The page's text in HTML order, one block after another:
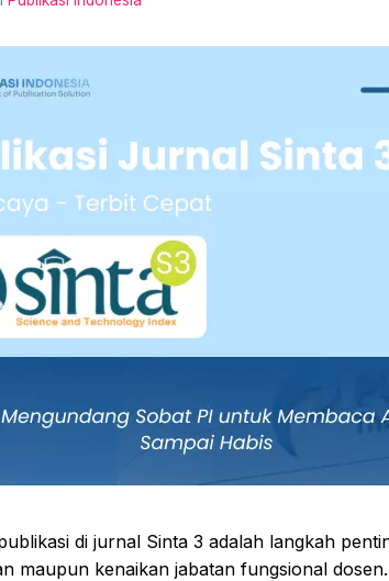
di jurnal Sinta 3 adalah langkah
maupun kenaikan jabatan fungsional